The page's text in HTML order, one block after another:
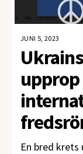
JUNI 5, 2023
En bred krets